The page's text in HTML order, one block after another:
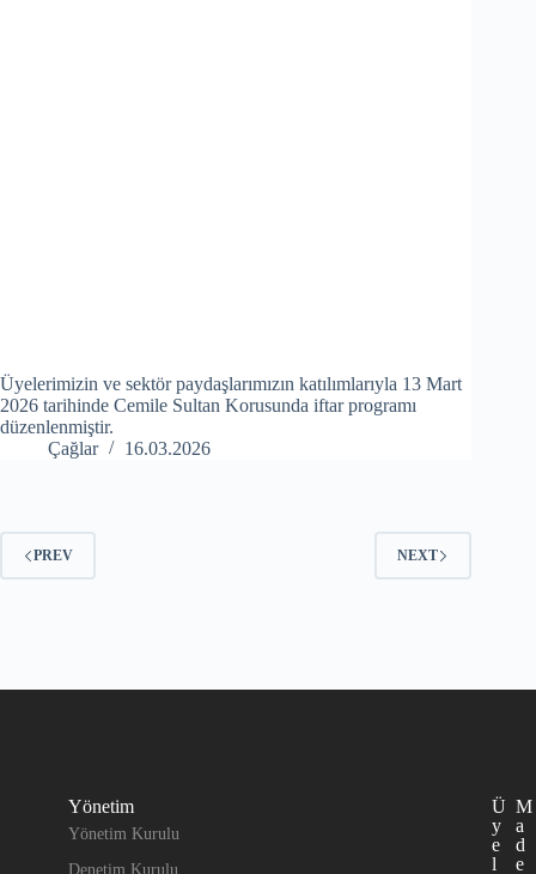
Üyelerimizin ve sektör paydaşlarımızın katılımlarıyla 13 Mart
2026 tarihinde Cemile Sultan Korusunda iftar programı
düzenlenmiştir.
Çağlar
16.03.2026
PREV NEXT
Yönetim
Yönetim Kurulu
Denetim Kurulu
Ü
y
e
l
M
a
d
e